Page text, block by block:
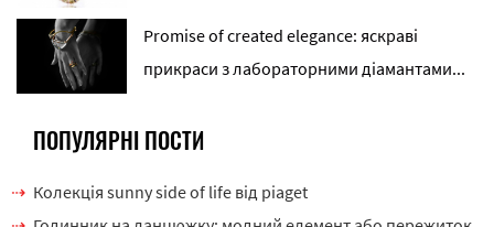
Promise of created elegance: яскраві
прикраси з лабораторними діамантами...
ПОПУЛЯРНІ ПОСТИ
Колекція sunny side of life від piaget